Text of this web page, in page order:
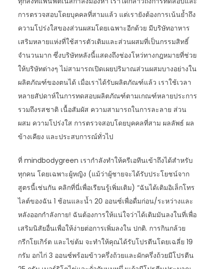
การตรวจสอบโดยบุคคลที่สามแล้ว แต่เรายังต้องการเน้นย้ำถึง
ความโปร่งใสของส่วนผสมโดยเฉพาะอีกด้วย มีบริษัทอาหาร
เสริมหลายแห่งที่ใช้สารตัวเติมและส่วนผสมที่เป็นกรรมสิทธิ์
จำนวนมาก ซึ่งบริษัทหลังนี้แสดงถึงช่องโหว่ทางกฎหมายที่ช่วย
ให้บริษัทต่างๆ ไม่สามารถเปิดเผยปริมาณส่วนผสมบางอย่างใน
ผลิตภัณฑ์ของตนได้ เมื่อเราได้รับผลิตภัณฑ์แล้ว เราใช้เวลา
หลายสัปดาห์ในการทดสอบผลิตภัณฑ์ตามเกณฑ์หลายประการ
รวมถึงรสชาติ เนื้อสัมผัส ความสามารถในการละลาย ส่วน
ผสม ความโปร่งใส การตรวจสอบโดยบุคคลที่สาม ผลลัพธ์ ผล
ข้างเคียง และประสบการณ์ทั่วไป
ที่ mindbodygreen เรากำลังทำให้ครีเอทีนเข้าถึงได้สำหรับ
ทุกคน โดยเฉพาะผู้หญิง (แม้ว่าผู้ชายจะได้รับประโยชน์จาก
สูตรนี้เช่นกัน คลิกที่นี่เพื่อเรียนรู้เพิ่มเติม) “ฉันได้เติมอิเล็กโทร
ไลต์ของฉัน 1 ช้อนและน้ำ 20 ออนซ์เพื่อดื่มก่อน/ระหว่างและ
หลังออกกำลังกาย! ฉันต้องการให้แน่ใจว่าได้เติมมันลงในที่เพื่อ
เสริมนิสัยอื่นเพื่อให้ง่ายต่อการเพิ่มลงใน ปกติ. การกินกล้วย
กรีกโยเกิร์ต และไข่ต้ม จะทำให้คุณได้รับโปรตีนโดยเฉลี่ย 19
กรัม อกไก่ 3 ออนซ์พร้อมข้าวครึ่งถ้วยและผักครึ่งถ้วยมีโปรตีน